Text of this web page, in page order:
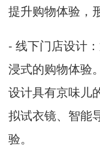
提升购物体验，
- 线下门店设计
浸式的购物体验
设计具有京味儿
拟试衣镜、智能
验。